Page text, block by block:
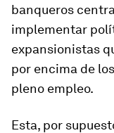
banqueros
implementar
expansionistas
por encima de
pleno empleo.
Esta, por